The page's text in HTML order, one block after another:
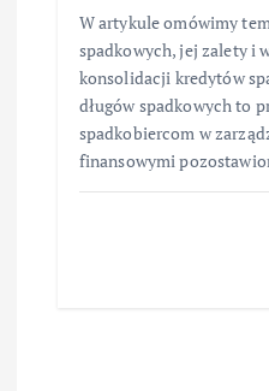
W artykule omówimy
spadkowych, jej zalety i
konsolidacji kredytów
długów spadkowych to
spadkobiercom w
finansowymi